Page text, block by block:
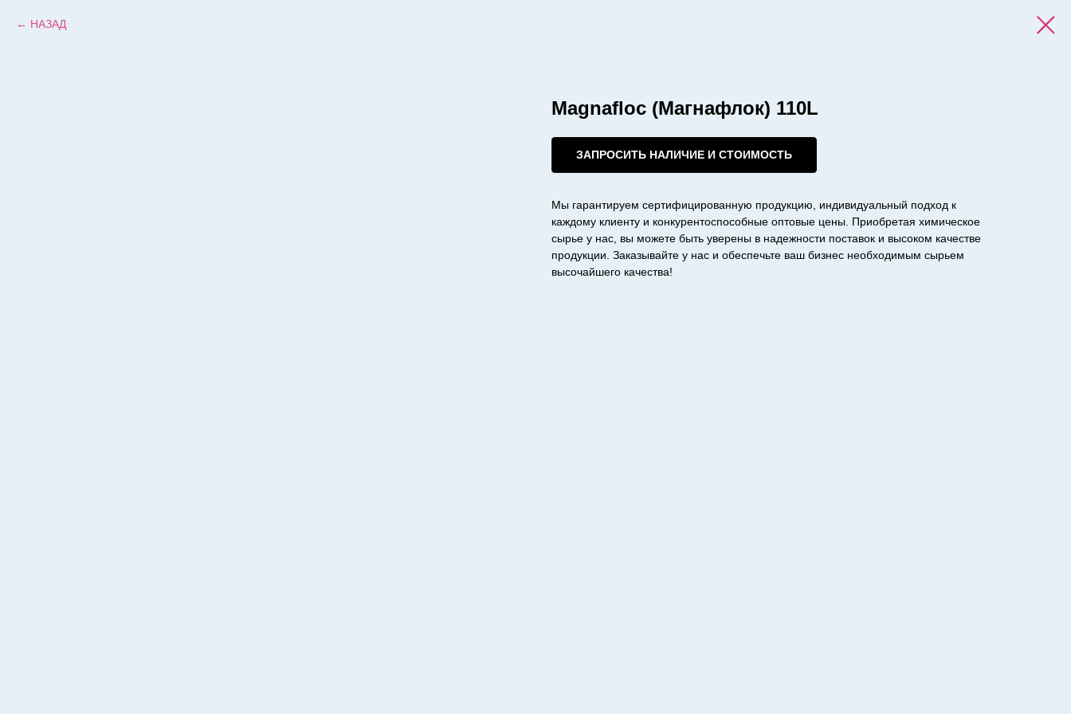
НАЗАД
Magnafloc (Магнафлок) 110L
ЗАПРОСИТЬ НАЛИЧИЕ И СТОИМОСТЬ
Мы гарантируем сертифицированную продукцию, индивидуальный подход к
каждому клиенту и конкурентоспособные оптовые цены. Приобретая химическое
сырье у нас, вы можете быть уверены в надежности поставок и высоком качестве
продукции. Заказывайте у нас и обеспечьте ваш бизнес необходимым сырьем
высочайшего качества!